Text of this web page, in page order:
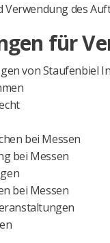
Verwendung des
für
von Staufenbiel
bei Messen
bei Messen
bei Messen